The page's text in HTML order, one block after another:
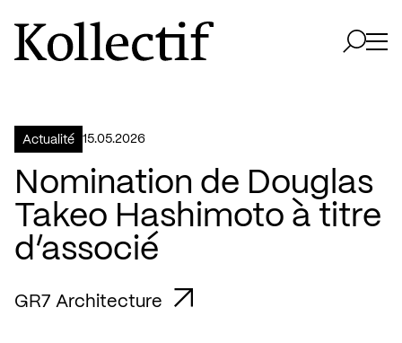
Aller à la page d'accueil
Logo Kollectif
Actualité 15.05.2026
Nomination de Douglas
Takeo Hashimoto à titre
d’associé
GR7 Architecture